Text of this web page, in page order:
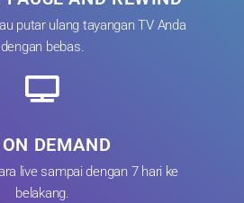
putar ulang tayangan TV Anda
dengan bebas.
DEMAND
live sampai dengan 7 hari ke
belakang.